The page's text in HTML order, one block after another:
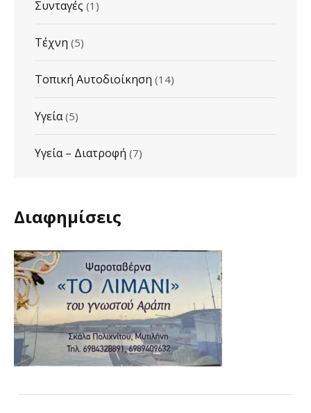
Συνταγές (1)
Τέχνη (5)
Τοπική Αυτοδιοίκηση (14)
Υγεία (5)
Υγεία – Διατροφή (7)
Διαφημίσεις